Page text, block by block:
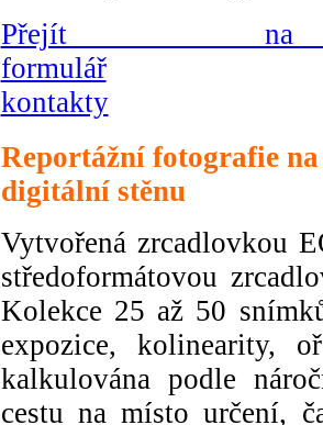
Přejít na
formulář
kontakty
Reportážní fotografie
digitální stěnu
Vytvořená zrcadlovkou
středoformátovou
Kolekce 25 až 50
expozice, kolinearity,
kalkulována podle
cestu na místo určení,